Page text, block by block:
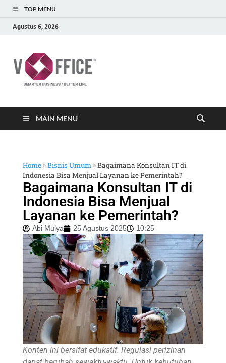
TOP MENU
Agustus 6, 2026
MAIN MENU
Home »Bisnis Umum »Bagaimana Konsultan IT di
Indonesia Bisa Menjual Layanan ke Pemerintah?
Bagaimana Konsultan IT di
Indonesia Bisa Menjual
Layanan ke Pemerintah?
Abi Mulya 25 Agustus 2025 10:25
Konten ini bersifat edukatif. Regulasi perizinan